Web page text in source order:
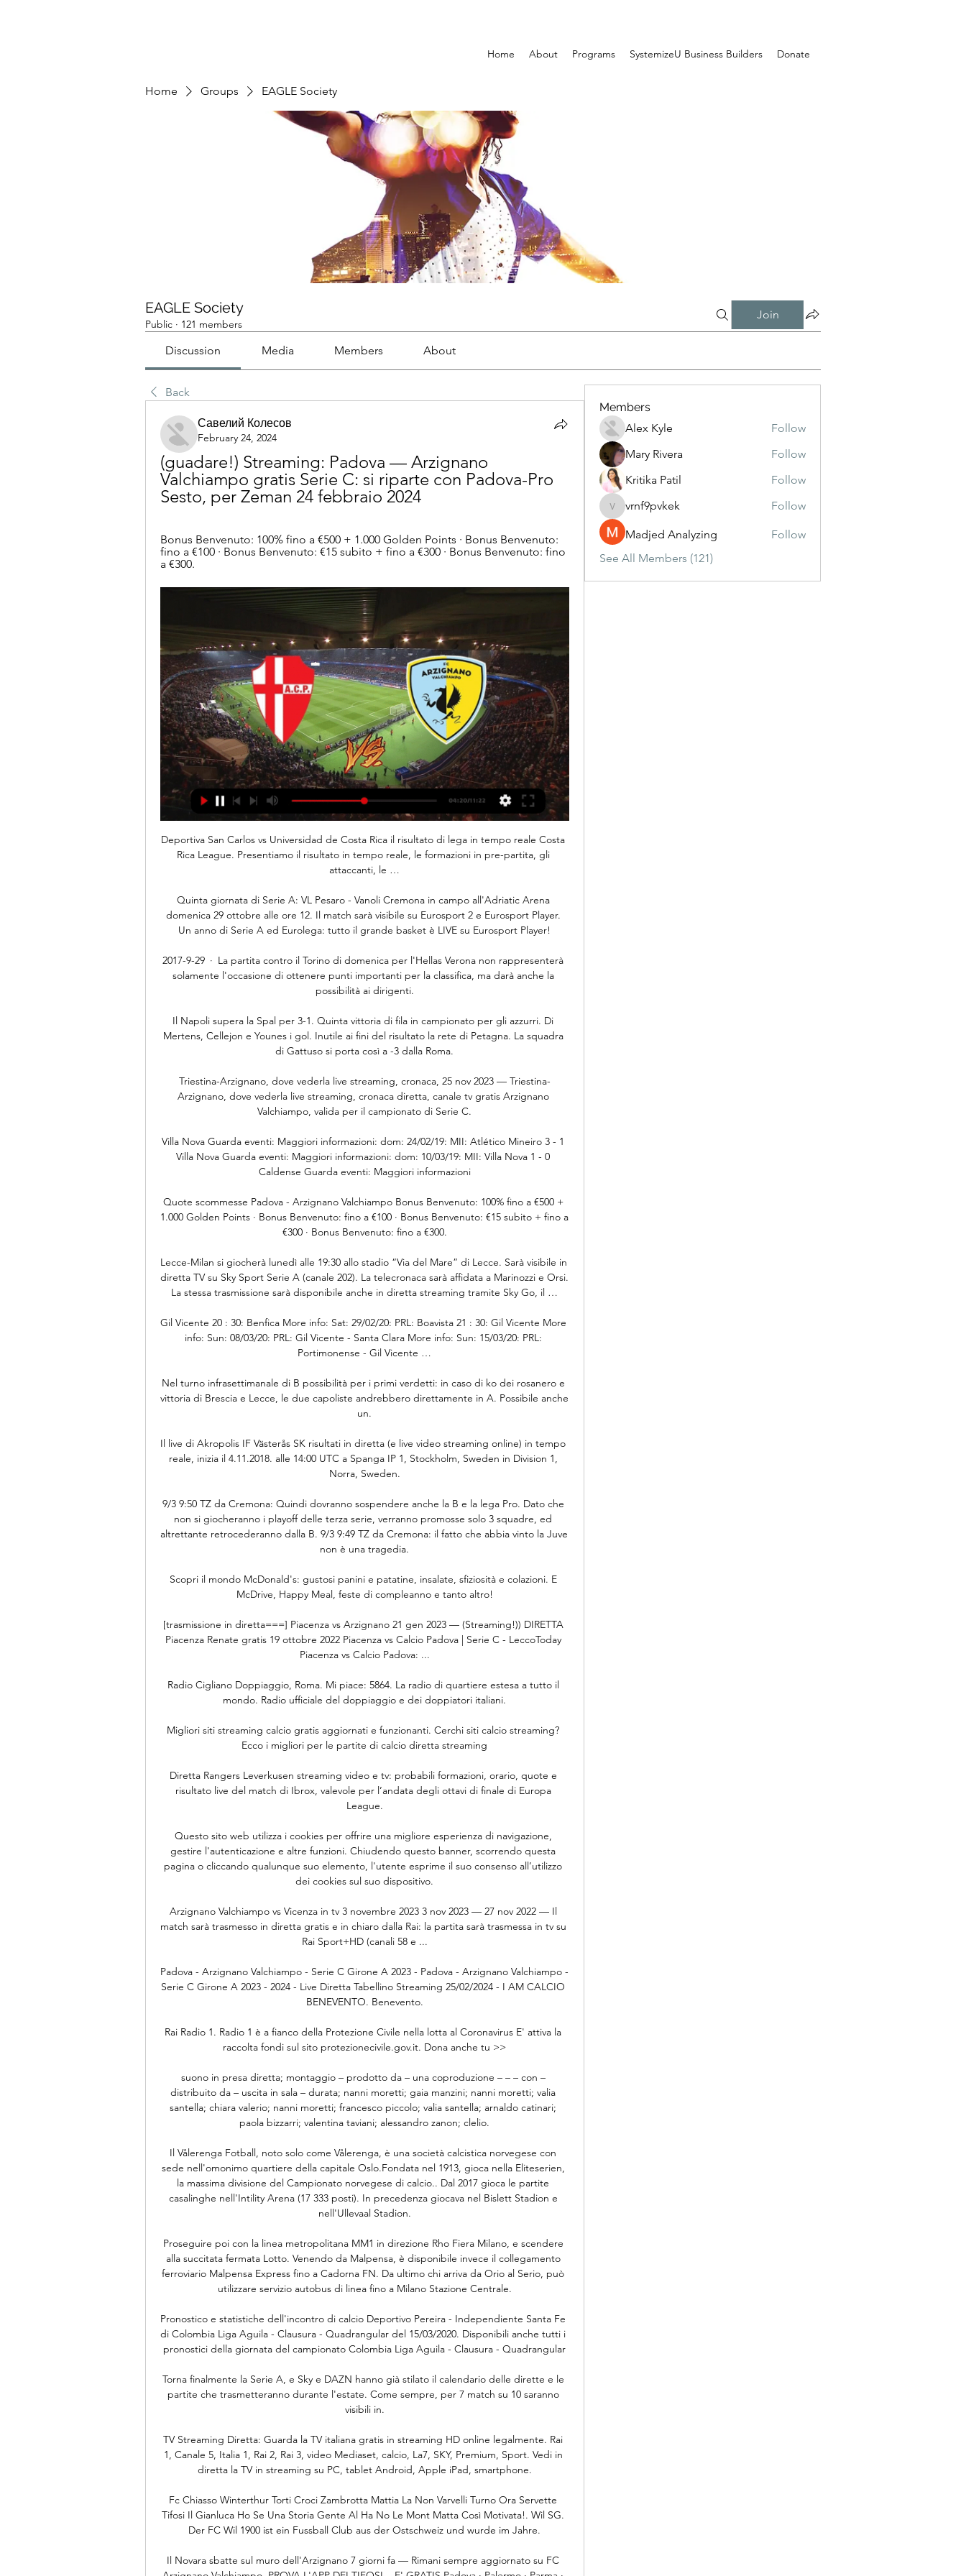
Home About Programs SystemizeU Business Builders Donate
Home Groups EAGLE Society
EAGLE Society
Public · 121 members
Join
Discussion Media Members About
Back
Савелий Колесов
February 24, 2024
(guadare!) Streaming: Padova — Arzignano
Valchiampo gratis Serie C: si riparte con Padova-Pro
Sesto, per Zeman 24 febbraio 2024
Bonus Benvenuto: 100% fino a €500 + 1.000 Golden Points · Bonus Benvenuto:
fino a €100 · Bonus Benvenuto: €15 subito + fino a €300 · Bonus Benvenuto: fino
a €300.
Deportiva San Carlos vs Universidad de Costa Rica il risultato di lega in tempo reale Costa Rica League. Presentiamo il risultato in tempo reale, le formazioni in pre-partita, gli attaccanti, le …

Quinta giornata di Serie A: VL Pesaro - Vanoli Cremona in campo all'Adriatic Arena domenica 29 ottobre alle ore 12. Il match sarà visibile su Eurosport 2 e Eurosport Player. Un anno di Serie A ed Eurolega: tutto il grande basket è LIVE su Eurosport Player!

2017-9-29 · La partita contro il Torino di domenica per l'Hellas Verona non rappresenterà solamente l'occasione di ottenere punti importanti per la classifica, ma darà anche la possibilità ai dirigenti.

Il Napoli supera la Spal per 3-1. Quinta vittoria di fila in campionato per gli azzurri. Di Mertens, Cellejon e Younes i gol. Inutile ai fini del risultato la rete di Petagna. La squadra di Gattuso si porta così a -3 dalla Roma.

Triestina-Arzignano, dove vederla live streaming, cronaca, 25 nov 2023 — Triestina-Arzignano, dove vederla live streaming, cronaca diretta, canale tv gratis Arzignano Valchiampo, valida per il campionato di Serie C.

Villa Nova Guarda eventi: Maggiori informazioni: dom: 24/02/19: MII: Atlético Mineiro 3 - 1 Villa Nova Guarda eventi: Maggiori informazioni: dom: 10/03/19: MII: Villa Nova 1 - 0 Caldense Guarda eventi: Maggiori informazioni

Quote scommesse Padova - Arzignano Valchiampo Bonus Benvenuto: 100% fino a €500 + 1.000 Golden Points · Bonus Benvenuto: fino a €100 · Bonus Benvenuto: €15 subito + fino a €300 · Bonus Benvenuto: fino a €300.

Lecce-Milan si giocherà lunedì alle 19:30 allo stadio “Via del Mare” di Lecce. Sarà visibile in diretta TV su Sky Sport Serie A (canale 202). La telecronaca sarà affidata a Marinozzi e Orsi. La stessa trasmissione sarà disponibile anche in diretta streaming tramite Sky Go, il …

Gil Vicente 20 : 30: Benfica More info: Sat: 29/02/20: PRL: Boavista 21 : 30: Gil Vicente More info: Sun: 08/03/20: PRL: Gil Vicente - Santa Clara More info: Sun: 15/03/20: PRL: Portimonense - Gil Vicente …

Nel turno infrasettimanale di B possibilità per i primi verdetti: in caso di ko dei rosanero e vittoria di Brescia e Lecce, le due capoliste andrebbero direttamente in A. Possibile anche un.

Il live di Akropolis IF Västerås SK risultati in diretta (e live video streaming online) in tempo reale, inizia il 4.11.2018. alle 14:00 UTC a Spanga IP 1, Stockholm, Sweden in Division 1, Norra, Sweden.

9/3 9:50 TZ da Cremona: Quindi dovranno sospendere anche la B e la lega Pro. Dato che non si giocheranno i playoff delle terza serie, verranno promosse solo 3 squadre, ed altrettante retrocederanno dalla B. 9/3 9:49 TZ da Cremona: il fatto che abbia vinto la Juve non è una tragedia.

Scopri il mondo McDonald's: gustosi panini e patatine, insalate, sfiziosità e colazioni. E McDrive, Happy Meal, feste di compleanno e tanto altro!

[trasmissione in diretta===] Piacenza vs Arzignano 21 gen 2023 — (Streaming!)) DIRETTA Piacenza Renate gratis 19 ottobre 2022 Piacenza vs Calcio Padova | Serie C - LeccoToday Piacenza vs Calcio Padova: ...

Radio Cigliano Doppiaggio, Roma. Mi piace: 5864. La radio di quartiere estesa a tutto il mondo. Radio ufficiale del doppiaggio e dei doppiatori italiani.

Migliori siti streaming calcio gratis aggiornati e funzionanti. Cerchi siti calcio streaming? Ecco i migliori per le partite di calcio diretta streaming

Diretta Rangers Leverkusen streaming video e tv: probabili formazioni, orario, quote e risultato live del match di Ibrox, valevole per l’andata degli ottavi di finale di Europa League.

Questo sito web utilizza i cookies per offrire una migliore esperienza di navigazione, gestire l'autenticazione e altre funzioni. Chiudendo questo banner, scorrendo questa pagina o cliccando qualunque suo elemento, l'utente esprime il suo consenso all’utilizzo dei cookies sul suo dispositivo.

Arzignano Valchiampo vs Vicenza in tv 3 novembre 2023 3 nov 2023 — 27 nov 2022 — Il match sarà trasmesso in diretta gratis e in chiaro dalla Rai: la partita sarà trasmessa in tv su Rai Sport+HD (canali 58 e ...

Padova - Arzignano Valchiampo - Serie C Girone A 2023 - Padova - Arzignano Valchiampo - Serie C Girone A 2023 - 2024 - Live Diretta Tabellino Streaming 25/02/2024 - I AM CALCIO BENEVENTO. Benevento.

Rai Radio 1. Radio 1 è a fianco della Protezione Civile nella lotta al Coronavirus E' attiva la raccolta fondi sul sito protezionecivile.gov.it. Dona anche tu >>

suono in presa diretta; montaggio – prodotto da – una coproduzione – – – con – distribuito da – uscita in sala – durata; nanni moretti; gaia manzini; nanni moretti; valia santella; chiara valerio; nanni moretti; francesco piccolo; valia santella; arnaldo catinari; paola bizzarri; valentina taviani; alessandro zanon; clelio.

Il Vålerenga Fotball, noto solo come Vålerenga, è una società calcistica norvegese con sede nell'omonimo quartiere della capitale Oslo.Fondata nel 1913, gioca nella Eliteserien, la massima divisione del Campionato norvegese di calcio.. Dal 2017 gioca le partite casalinghe nell'Intility Arena (17 333 posti). In precedenza giocava nel Bislett Stadion e nell'Ullevaal Stadion.

Proseguire poi con la linea metropolitana MM1 in direzione Rho Fiera Milano, e scendere alla succitata fermata Lotto. Venendo da Malpensa, è disponibile invece il collegamento ferroviario Malpensa Express fino a Cadorna FN. Da ultimo chi arriva da Orio al Serio, può utilizzare servizio autobus di linea fino a Milano Stazione Centrale.

Pronostico e statistiche dell'incontro di calcio Deportivo Pereira - Independiente Santa Fe di Colombia Liga Aguila - Clausura - Quadrangular del 15/03/2020. Disponibili anche tutti i pronostici della giornata del campionato Colombia Liga Aguila - Clausura - Quadrangular

Torna finalmente la Serie A, e Sky e DAZN hanno già stilato il calendario delle dirette e le partite che trasmetteranno durante l'estate. Come sempre, per 7 match su 10 saranno visibili in.

TV Streaming Diretta: Guarda la TV italiana gratis in streaming HD online legalmente. Rai 1, Canale 5, Italia 1, Rai 2, Rai 3, video Mediaset, calcio, La7, SKY, Premium, Sport. Vedi in diretta la TV in streaming su PC, tablet Android, Apple iPad, smartphone.

Fc Chiasso Winterthur Torti Croci Zambrotta Mattia La Non Varvelli Turno Ora Servette Tifosi Il Gianluca Ho Se Una Storia Gente Al Ha No Le Mont Matta Così Motivata!. Wil SG. Der FC Wil 1900 ist ein Fussball Club aus der Ostschweiz und wurde im Jahre.

Il Novara sbatte sul muro dell'Arzignano 7 giorni fa — Rimani sempre aggiornato su FC Arzignano Valchiampo. PROVA L'APP DEI TIFOSI....E' GRATIS Padova · Palermo · Parma · Perugia · Pisa · Pordenone.

Hellas Verona-Juventus si affrontano sabato 8 febbraio alle ore 20.45 per la 23ª giornata - quarto turno di ritorno - nel calendario del campionato di Serie A TIM 2019-2020.La partita, che si.

L’U.S. Lecce comunica che, sono in vendita i biglietti del Settore Ospiti per la gara del campionato Serie A TIM 2019/2020 BRESCIA – LECCE in programma sabato 14 dicembre 2019, presso lo.

Arzignano Valchiampo-Pergolettese in diretta streaming 3 dic 3 dic 2023 — Arzignano Valchiampo-Pergolettese in diretta streaming 3 dicembre 2023 TV sportiva Sport /; Calcio 2023-2024 /; Serie C /; Girone A / ...

Serie C: il Mantova non si ferma più, il Padova non molla, 6 giorni fa — Poche emozioni e nessun gol nel confronto tra Arzignano Valchiampo e Novara. tv anche gratis ...

L'incontro tra tra Deportes Temuco e San Marcos de Arica si effettua incompetizione Primera B La data del gioco: 16.03.2020 16:30. Informazioni delle ultime partite tra i partecipanti Deportes Temuco e San Marcos de Arica: La partita di San Marcos de Arica e Deportes Temuco del 03.05.2014 si è conclusa con il punteggio di 3:0.

Torino Verona: dove vederla in diretta tv streaming Torino Verona sarà trasmessa esclusivamente dalla piattaforma Sky sul canale 255 corrispondente a Sky Calcio 5 HD.

Live Padova - Arzignano Valchiampo - Serie C girone A 24 set 2023 — Seguite Serie C girone A in diretta la partita di Calcio tra Padova e Arzignano Valchiampo su Eurosport. La partita inizia alle 18:00 del 24 ...

La Roma, attraverso un tweet ha comunicato in mattinata che non andrà a Siviglia per la gara degli andati degli ottavi di finale di Europa League.Il motivo è quello legato alla mancata autorizzazione per far atterrare il proprio volo in Spagna. La UEFA ha nel pomeriggio ufficializzato il rinvio di Siviglia-Roma e di Inter-Getafe "a causa delle restrizioni sui viaggi del Governo spagnolo.

DOVE VEDERE RANGERS-BAYER LEVERKUSEN IN TV E STREAMING. La sfida Rangers-Bayer Leverkusen sarà trasmessa in esclusiva in diretta televisiva da Sky sui canali Sky Sport Football (numero 203 del.

Chievo Hellas Verona/ diretta TV streaming e probabili formazioni E’ il grande giorno del Derby dell’Arena (o della Scala, fate un pò voi): allo stadio Marc’Antonio Bentegodi di Verona c.

Arriva una bomba dalla Spagna: il Governo Spagnolo ha deciso di vietare le porte aperte per le gare di calcio delle squadre spagnole in Europa.Tutto questo per prevenire la diffusione del Coronavirus nella penisola iberica.Valencia-Atalanta del 10 marzo e Getafe-Inter del 19 marzo quindi si giocheranno senza pubblico e potrebbe essere un notevole vantaggio per le compagini italiane.

Vince anche Federico Gaio che nel derby azzurro supera agevolmente Marco Bortolotti, entrambi provenienti dalle qualificazioni. Tra i tanti match giocati questo pomeriggio a Caltanissetta davanti ad un pubblico numeroso, da registrare anche i successi di Marcelo Arevalo, Facundo Bagnis e Zdenek Kolar, quest’ultimo bravo a battere contro pronostico Victor Estrella Burgos.

Udinese-Roma in streaming e in diretta TV. È il primo anticipo della tredicesima giornata di Serie A e si potrà vedere in esclusiva su Sky: le probabili formazioni e le cose utili da sapere.

Diretta Torino-Verona, info streaming video e tv: risultato live e cronaca della partita che si gioca alle ore 15 di oggi pomeriggio per la
Members
Alex Kyle
Follow
Mary Rivera
Follow
Kritika Patil
Follow
vrnf9pvkek
vrnf9pvkek Follow
Madjed Analyzing
Follow
See All Members (121)